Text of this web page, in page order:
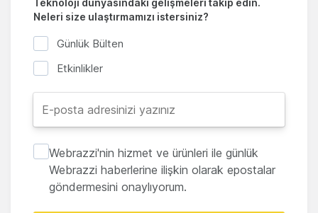
Teknoloji dünyasındaki gelişmeleri takip edin.
Neleri size ulaştırmamızı istersiniz?
Günlük Bülten
Etkinlikler
Webrazzi'nin hizmet ve ürünleri ile günlük
Webrazzi haberlerine ilişkin olarak epostalar
göndermesini onaylıyorum.